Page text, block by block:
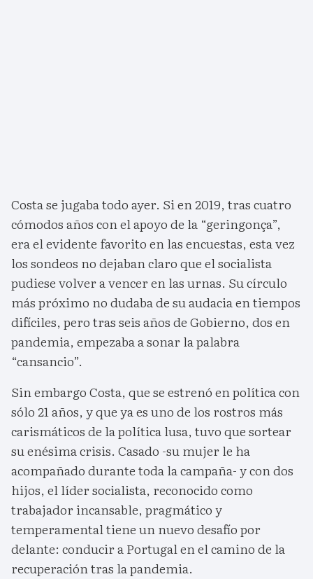
Costa se jugaba todo ayer. Si en 2019, tras cuatro
cómodos años con el apoyo de la “geringonça”,
era el evidente favorito en las encuestas, esta vez
los sondeos no dejaban claro que el socialista
pudiese volver a vencer en las urnas. Su círculo
más próximo no dudaba de su audacia en tiempos
difíciles, pero tras seis años de Gobierno, dos en
pandemia, empezaba a sonar la palabra
“cansancio”.
Sin embargo Costa, que se estrenó en política con
sólo 21 años, y que ya es uno de los rostros más
carismáticos de la política lusa, tuvo que sortear
su enésima crisis. Casado -su mujer le ha
acompañado durante toda la campaña- y con dos
hijos, el líder socialista, reconocido como
trabajador incansable, pragmático y
temperamental tiene un nuevo desafío por
delante: conducir a Portugal en el camino de la
recuperación tras la pandemia.